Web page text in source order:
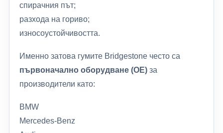
спирачния път;
разхода на гориво;
износоустойчивостта.
Именно затова гумите Bridgestone често са
първоначално оборудване (OE) за
производители като:
BMW
Mercedes-Benz